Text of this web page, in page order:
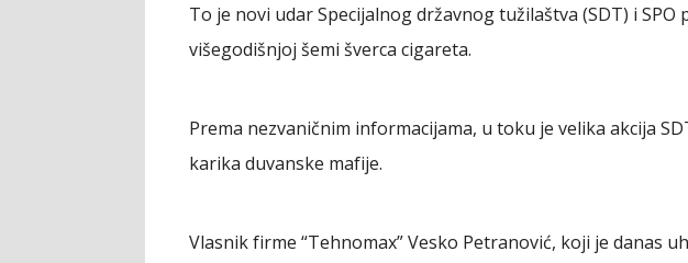
To je novi udar Specijalnog državnog tužilaštva (SDT) i
višegodišnjoj šemi šverca cigareta.
Prema nezvaničnim informacijama, u toku je velika akcija
karika duvanske mafije.
Vlasnik firme “Tehnomax” Vesko Petranović, koji je danas